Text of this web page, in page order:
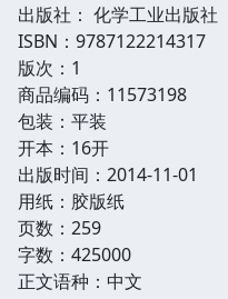
出版社： 化学工业出版社
ISBN：9787122214317
版次：1
商品编码：11573198
包装：平装
开本：16开
出版时间：2014-11-01
用纸：胶版纸
页数：259
字数：425000
正文语种：中文